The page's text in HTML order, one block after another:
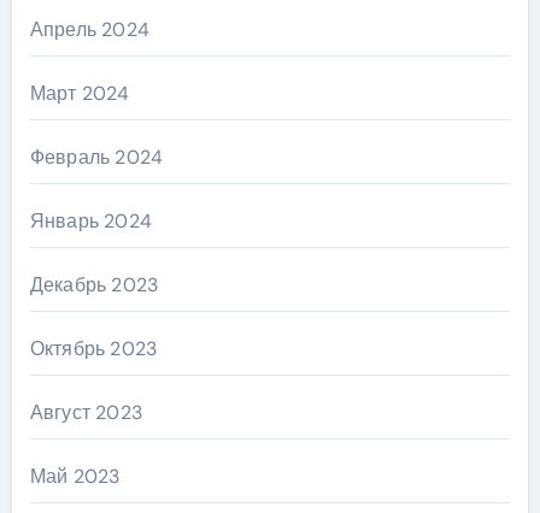
Апрель 2024
Март 2024
Февраль 2024
Январь 2024
Декабрь 2023
Октябрь 2023
Август 2023
Май 2023